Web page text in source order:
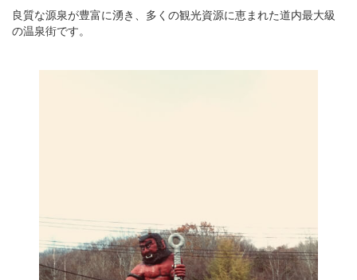
良質な源泉が豊富に湧き、多くの観光資源に恵まれた道内最大級
の温泉街です。